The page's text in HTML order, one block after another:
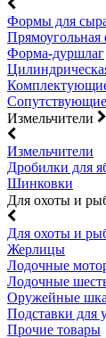
Формы для
Прямоугольная
Форма-дуршлаг
Сопутствующие
Измельчители
Измельчители
Дробилки для
Шинковки
Для охоты и
Для охоты и
Жерлицы
Лодочные
Лодочные
Оружейные
Подставки для
Прочие товары